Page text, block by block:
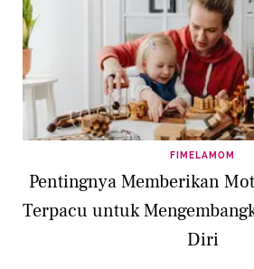
FIMELAMOM
Pentingnya Memberikan
Terpacu untuk
Diri